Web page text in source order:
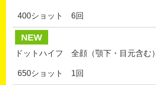
400ショット 6回
NEW
ドットハイフ 全顔（顎下・目元含む）
650ショット 1回